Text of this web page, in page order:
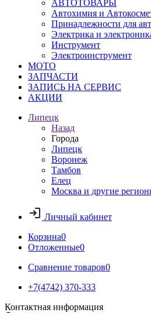
АВТОТОВАРЫ
Автохимия и
Принадлежности для
Электрика и
Инструмент
Электроинструмент
МОТО
ЗАПЧАСТИ
ЗАПИСЬ НА СЕРВИС
АКЦИИ
Липецк
Назад
Города
Липецк
Воронеж
Тамбов
Елец
Москва и другие
Личный кабинет
Корзина0
Отложенные0
Сравнение товаров0
+7(4742) 370-333
Контактная информация